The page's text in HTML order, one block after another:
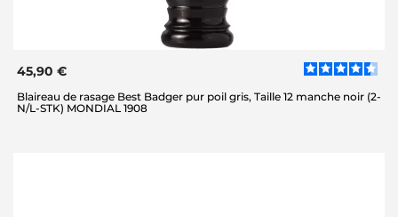
45,90 €
Blaireau de rasage Best Badger pur poil gris, Taille 12 manche noir (2-
N/L-STK) MONDIAL 1908